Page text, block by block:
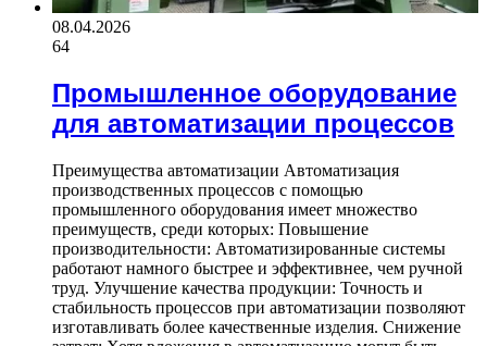
08.04.2026
64
Промышленное оборудование
для автоматизации процессов
Преимущества автоматизации Автоматизация
производственных процессов с помощью
промышленного оборудования имеет множество
преимуществ, среди которых: Повышение
производительности: Автоматизированные системы
работают намного быстрее и эффективнее, чем ручной
труд. Улучшение качества продукции: Точность и
стабильность процессов при автоматизации позволяют
изготавливать более качественные изделия. Снижение